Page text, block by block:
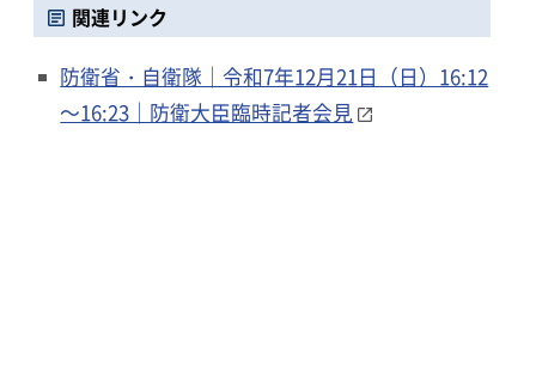
関連リンク
防衛省・自衛隊｜令和7年12月21日（日）16:12
～16:23｜防衛大臣臨時記者会見